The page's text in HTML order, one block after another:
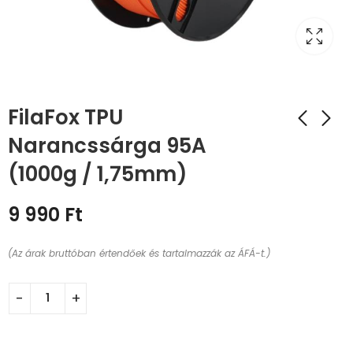
FilaFox TPU
Narancssárga 95A
(1000g / 1,75mm)
9 990 Ft
(Az árak bruttóban értendőek és tartalmazzák az ÁFÁ-t.)